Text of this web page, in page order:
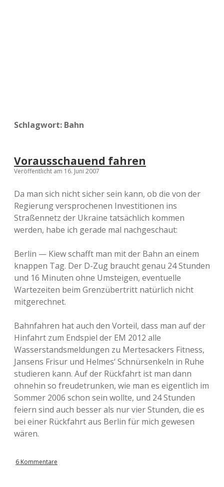
Schlagwort: Bahn
Vorausschauend fahren
Veröffentlicht am 16. Juni 2007
Da man sich nicht sicher sein kann, ob die von der
Regierung versprochenen Investitionen ins
Straßennetz der Ukraine tatsächlich kommen
werden, habe ich gerade mal nachgeschaut:
Berlin — Kiew schafft man mit der Bahn an einem
knappen Tag. Der D-Zug braucht genau 24 Stunden
und 16 Minuten ohne Umsteigen, eventuelle
Wartezeiten beim Grenzübertritt natürlich nicht
mitgerechnet.
Bahnfahren hat auch den Vorteil, dass man auf der
Hinfahrt zum Endspiel der EM 2012 alle
Wasserstandsmeldungen zu Mertesackers Fitness,
Jansens Frisur und Helmes‘ Schnürsenkeln in Ruhe
studieren kann. Auf der Rückfahrt ist man dann
ohnehin so freudetrunken, wie man es eigentlich im
Sommer 2006 schon sein wollte, und 24 Stunden
feiern sind auch besser als nur vier Stunden, die es
bei einer Rückfahrt aus Berlin für mich gewesen
wären.
6 Kommentare